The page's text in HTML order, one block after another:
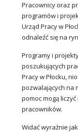
Pracownicy oraz
programów i
Urząd Pracy w
odnaleźć się na
Programy i
poszukujących
Pracy w Płocku,
pozwalających na
pomoc mogą
pracowników.
Widać wyraźnie